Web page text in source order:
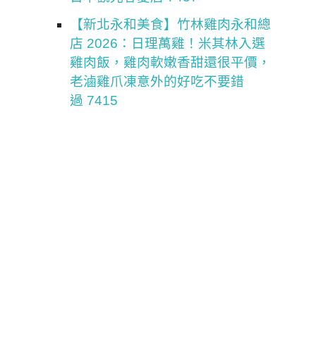
【新北永和美食】竹林雞肉永和總
店 2026：日理萬雞！米其林入選
雞肉飯，雞肉軟嫩香甜還很平價，
老滷雞爪凍意外的好吃不要錯
過 7415